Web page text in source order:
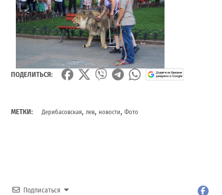
ПОДЕЛИТЬСЯ:
МЕТКИ: Дерибасовская,лев, новости,Фото
Подписаться